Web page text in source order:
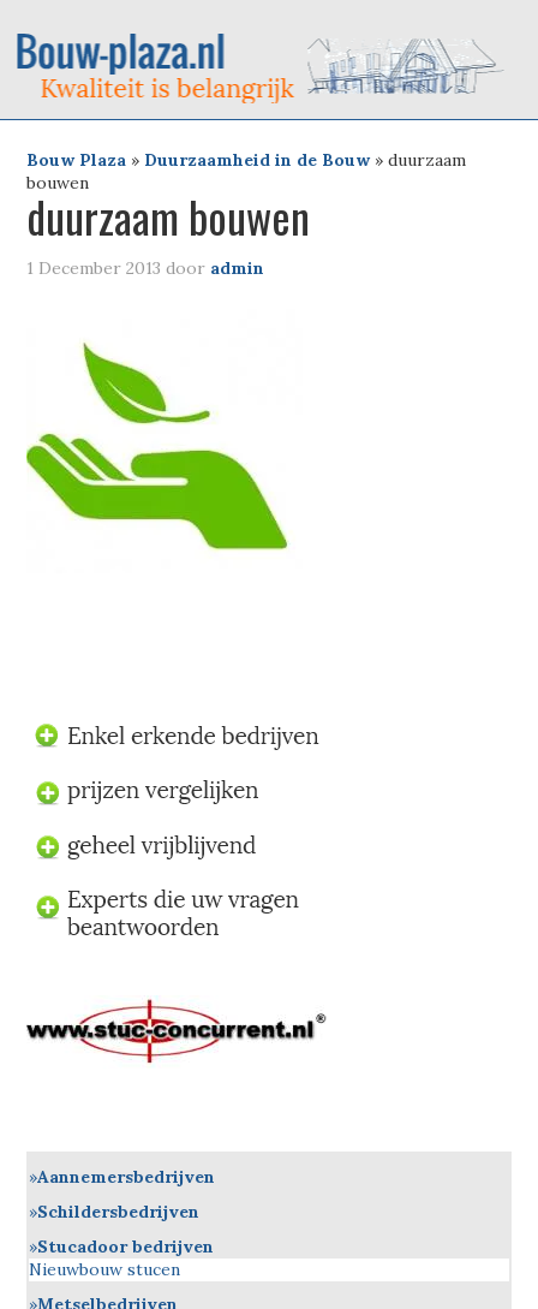
Bouw Plaza » Duurzaamheid in de Bouw»duurzaam
bouwen
duurzaam bouwen
1 December 2013 door admin
Aannemersbedrijven
Schildersbedrijven
Stucadoor bedrijven
Nieuwbouw stucen
Metselbedrijven